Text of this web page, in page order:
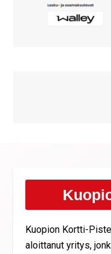
Kuopion Kortti-
aloittanut yritys,